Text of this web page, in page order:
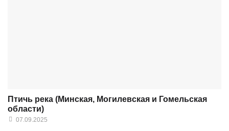
Птичь река (Минская, Могилевская и Гомельская
области)
07.09.2025